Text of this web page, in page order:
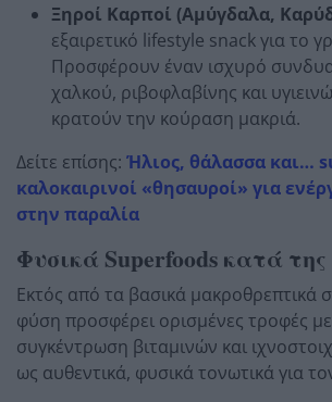
Ξηροί Καρποί (Αμύγδαλα,
εξαιρετικό lifestyle snack για το
Προσφέρουν έναν ισχυρό
χαλκού, ριβοφλαβίνης και
κρατούν την κούραση μακριά.
Δείτε επίσης: Ήλιος, θάλασσα και…
καλοκαιρινοί «θησαυροί» για
στην παραλία
Φυσικά Superfoods κατά
Εκτός από τα βασικά μακροθρεπτικά
φύση προσφέρει ορισμένες τροφές
συγκέντρωση βιταμινών και
ως αυθεντικά, φυσικά τονωτικά για